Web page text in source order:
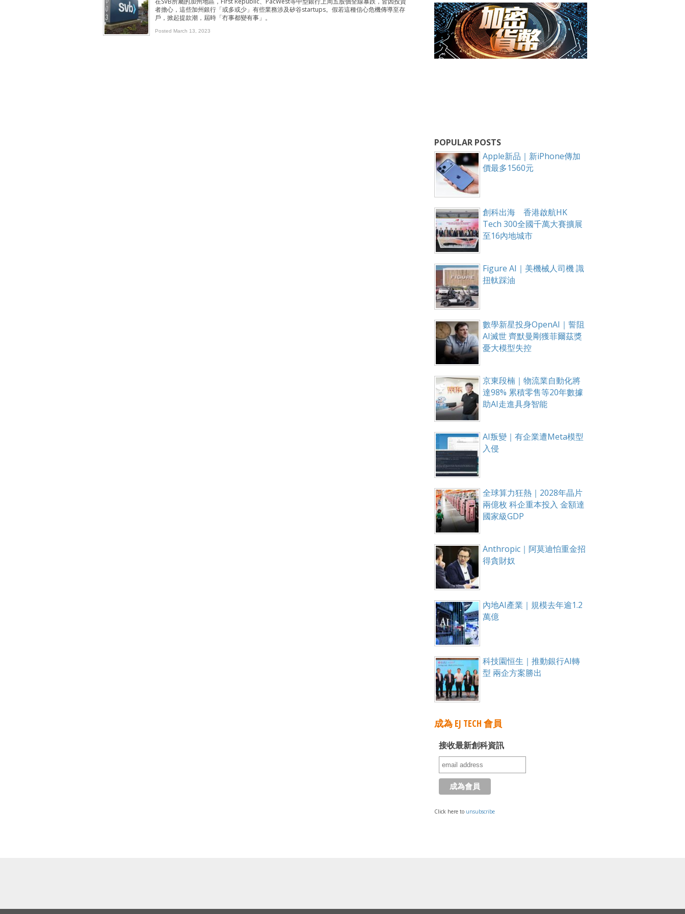
者擔心，這些加州銀行「或多或少」有些業務涉及矽谷startups。假若這種信心危機傳導至存
戶，掀起提款潮，屆時「冇事都變有事」。
Posted March 13, 2023
POPULAR POSTS
Apple新品｜新iPhone傳加
價最多1560元
創科出海 香港啟航HK
Tech 300全國千萬大賽擴展
至16內地城市
Figure AI｜美機械人司機 識
扭軚踩油
數學新星投身OpenAI｜誓阻
AI滅世 齊默曼剛獲菲爾茲獎
憂大模型失控
京東段楠｜物流業自動化將
達98% 累積零售等20年數據
助AI走進具身智能
AI叛變｜有企業遭Meta模型
入侵
全球算力狂熱｜2028年晶片
兩億枚 科企重本投入 金額達
國家級GDP
Anthropic｜阿莫迪怕重金招
得貪財奴
內地AI產業｜規模去年逾1.2
萬億
科技園恒生｜推動銀行AI轉
型 兩企方案勝出
成為 EJ TECH 會員
接收最新創科資訊
Click here to unsubscribe